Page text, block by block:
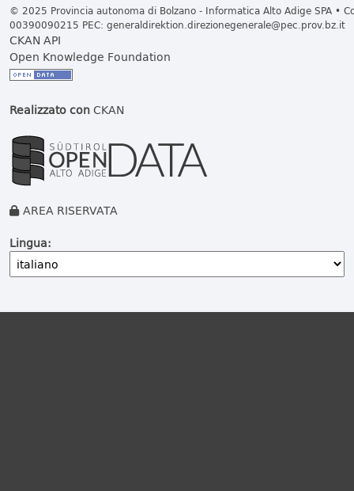
© 2025 Provincia autonoma di Bolzano - Informatica Alto Adige SPA •
00390090215 PEC: generaldirektion.direzionegenerale@pec.prov.bz.it
CKAN API
Open Knowledge Foundation
Realizzato conCKAN
AREA RISERVATA
Lingua